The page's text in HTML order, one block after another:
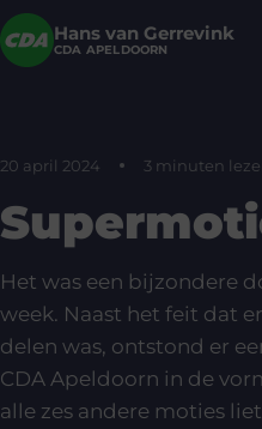
Hans van Gerrevink
CDA APELDOORN
20 april 2024 3 minuten
Het was een bijzondere
week. Naast het feit dat
delen was, ontstond er
CDA Apeldoorn in de
alle zes andere moties